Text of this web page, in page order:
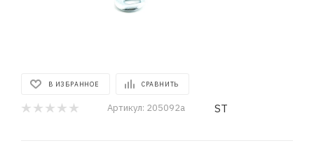
В ИЗБРАННОЕ СРАВНИТЬ
Артикул: 205092a ST